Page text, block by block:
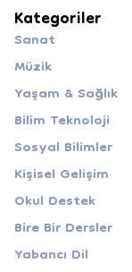
Kategoriler
Sanat
Müzik
Yaşam & Sağlık
Bilim Teknoloji
Sosyal Bilimler
Kişisel Gelişim
Okul Destek
Bire Bir Dersler
Yabancı Dil